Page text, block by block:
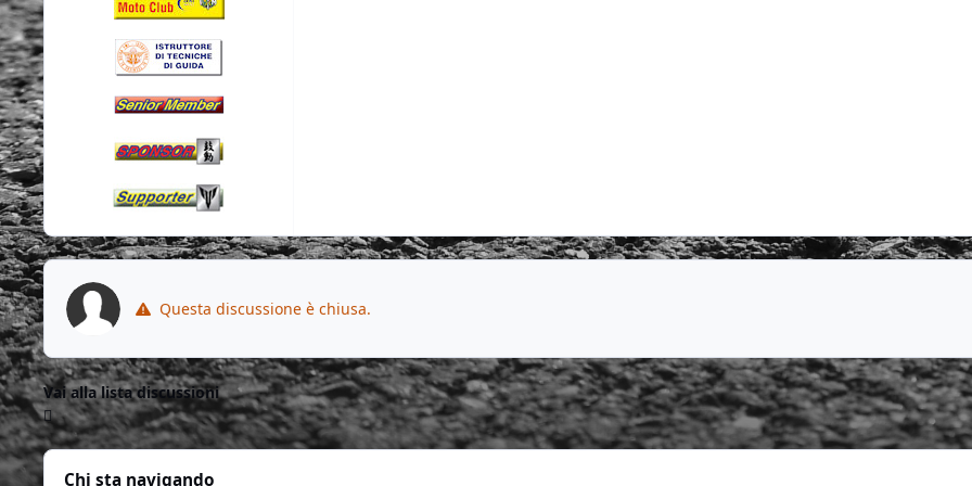
Questa discussione è chiusa.
Vai alla lista discussioni
Chi sta navigando